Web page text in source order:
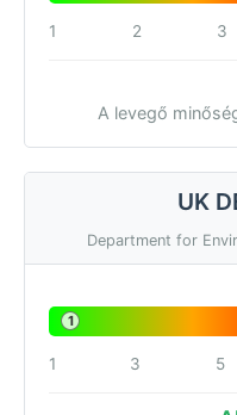
1 2 3
A levegő
UK
Department for
1
1 3 5